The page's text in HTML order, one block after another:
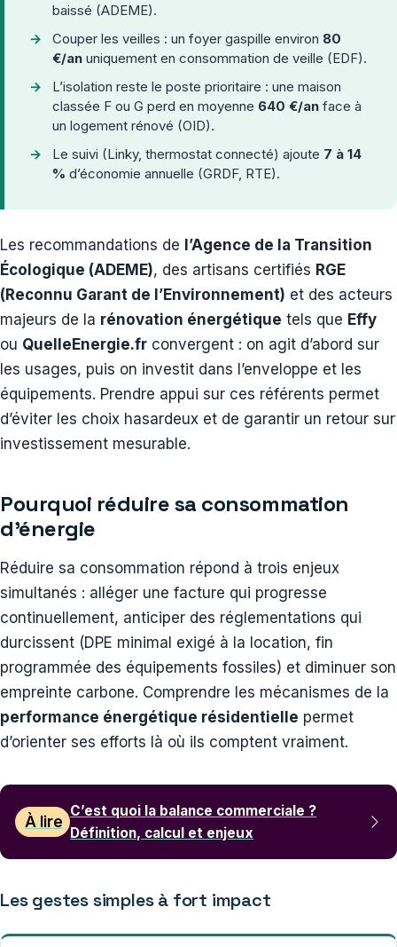
baissé (ADEME).
Couper les veilles : un foyer gaspille environ 80
€/an uniquement en consommation de veille (EDF).
L’isolation reste le poste prioritaire : une maison
classée F ou G perd en moyenne 640 €/an face à
un logement rénové (OID).
Le suivi (Linky, thermostat connecté) ajoute 7 à 14
% d’économie annuelle (GRDF, RTE).
Les recommandations de l’Agence de la Transition
Écologique (ADEME), des artisans certifiés RGE
(Reconnu Garant de l’Environnement) et des acteurs
majeurs de la rénovation énergétique tels que Effy
ou QuelleEnergie.fr convergent : on agit d’abord sur
les usages, puis on investit dans l’enveloppe et les
équipements. Prendre appui sur ces référents permet
d’éviter les choix hasardeux et de garantir un retour sur
investissement mesurable.
Pourquoi réduire sa consommation
d’énergie
Réduire sa consommation répond à trois enjeux
simultanés : alléger une facture qui progresse
continuellement, anticiper des réglementations qui
durcissent (DPE minimal exigé à la location, fin
programmée des équipements fossiles) et diminuer son
empreinte carbone. Comprendre les mécanismes de la
performance énergétique résidentielle permet
d’orienter ses efforts là où ils comptent vraiment.
À lire
C’est quoi la balance commerciale ?
Définition, calcul et enjeux
Les gestes simples à fort impact